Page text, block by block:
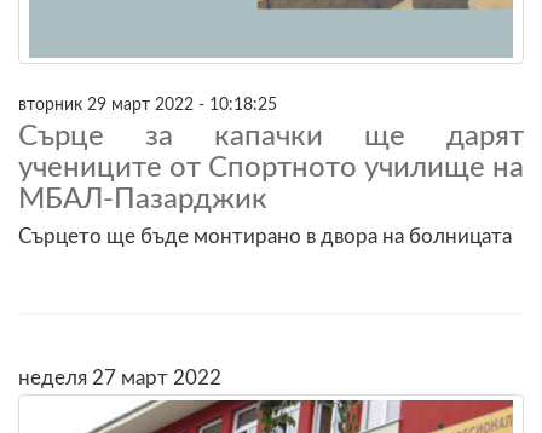
вторник 29 март 2022 - 10:18:25
Сърце за капачки ще дарят
учениците от Спортното училище на
МБАЛ-Пазарджик
Сърцето ще бъде монтирано в двора на болницата
неделя 27 март 2022